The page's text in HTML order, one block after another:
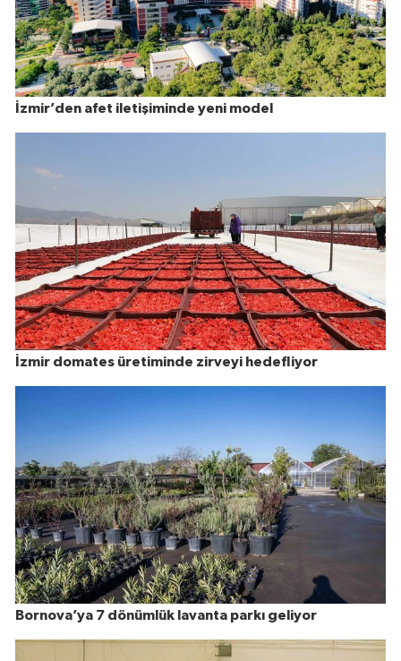
İzmir’den afet iletişiminde yeni model
İzmir domates üretiminde zirveyi hedefliyor
Bornova’ya 7 dönümlük lavanta parkı geliyor